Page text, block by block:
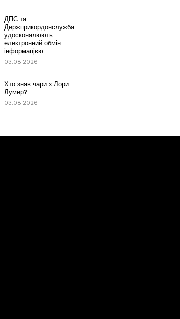
ДПС та
Держприкордонслужба
удосконалюють
електронний обмін
інформацією
03.08.2026
Хто зняв чари з Лори
Лумер?
03.08.2026